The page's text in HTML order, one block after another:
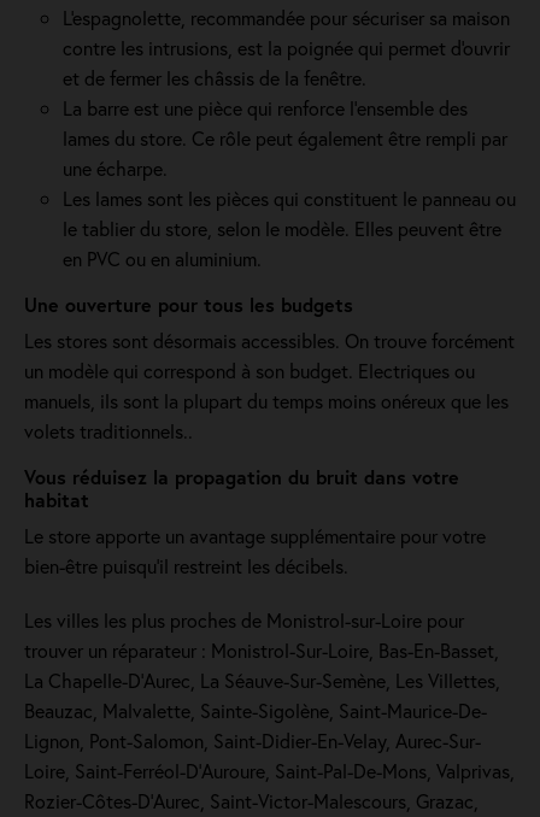
L'espagnolette, recommandée pour sécuriser sa maison
contre les intrusions, est la poignée qui permet d'ouvrir
et de fermer les châssis de la fenêtre.
La barre est une pièce qui renforce l’ensemble des
lames du store. Ce rôle peut également être rempli par
une écharpe.
Les lames sont les pièces qui constituent le panneau ou
le tablier du store, selon le modèle. Elles peuvent être
en PVC ou en aluminium.
Une ouverture pour tous les budgets
Les stores sont désormais accessibles. On trouve forcément
un modèle qui correspond à son budget. Electriques ou
manuels, ils sont la plupart du temps moins onéreux que les
volets traditionnels..
Vous réduisez la propagation du bruit dans votre
habitat
Le store apporte un avantage supplémentaire pour votre
bien-être puisqu'il restreint les décibels.
Les villes les plus proches de Monistrol-sur-Loire pour
trouver un réparateur : Monistrol-Sur-Loire, Bas-En-Basset,
La Chapelle-D'Aurec, La Séauve-Sur-Semène, Les Villettes,
Beauzac, Malvalette, Sainte-Sigolène, Saint-Maurice-De-
Lignon, Pont-Salomon, Saint-Didier-En-Velay, Aurec-Sur-
Loire, Saint-Ferréol-D'Auroure, Saint-Pal-De-Mons, Valprivas,
Rozier-Côtes-D'Aurec, Saint-Victor-Malescours, Grazac,